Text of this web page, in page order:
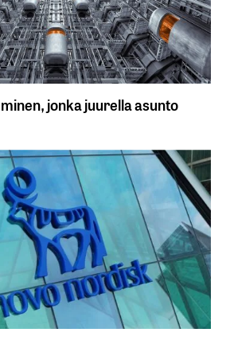
jonka juurella asunto